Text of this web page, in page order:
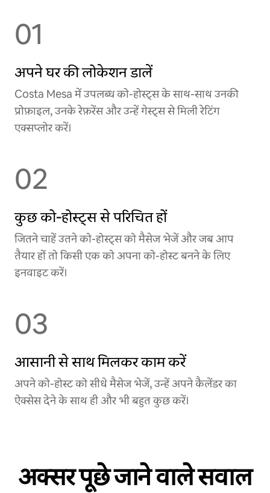
01
अपने घर की लोकेशन डालें
Costa Mesa में उपलब्ध को-होस्ट्स के साथ-साथ उनकी
प्रोफ़ाइल, उनके रेफ़रेंस और उन्हें गेस्ट्स से मिली रेटिंग
एक्सप्लोर करें।
02
कुछ को‑होस्ट्स से परिचित हों
जितने चाहें उतने को-होस्ट्स को मैसेज भेजें और जब आप
तैयार हों तो किसी एक को अपना को-होस्ट बनने के लिए
इनवाइट करें।
03
आसानी से साथ मिलकर काम करें
अपने को-होस्ट को सीधे मैसेज भेजें, उन्हें अपने कैलेंडर का
ऐक्सेस देने के साथ ही और भी बहुत कुछ करें।
अक्सर पूछे जाने वाले सवाल